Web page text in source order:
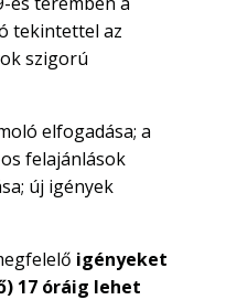
tekintettel az
szigorú
elfogadása; a
felajánlások
új igények
igényeket
17 óráig lehet